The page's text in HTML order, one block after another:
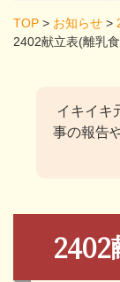
TOP > お知らせ >
2402献立表(離乳
イキイキ
事の報告